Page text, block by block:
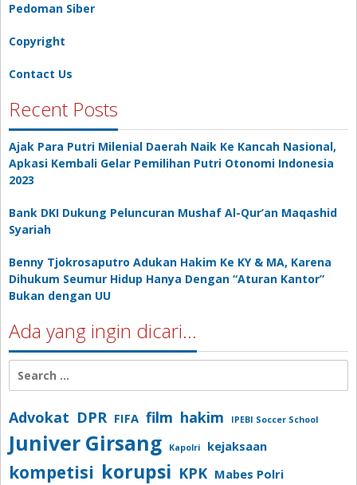
Pedoman Siber
Copyright
Contact Us
Recent Posts
Ajak Para Putri Milenial Daerah Naik Ke Kancah Nasional,
Apkasi Kembali Gelar Pemilihan Putri Otonomi Indonesia
2023
Bank DKI Dukung Peluncuran Mushaf Al-Qur’an Maqashid
Syariah
Benny Tjokrosaputro Adukan Hakim Ke KY & MA, Karena
Dihukum Seumur Hidup Hanya Dengan “Aturan Kantor”
Bukan dengan UU
Ada yang ingin dicari…
Search
for:
Advokat DPR FIFA film hakim IPEBI Soccer School
Juniver Girsang Kapolri kejaksaan
kompetisi korupsi KPK Mabes Polri